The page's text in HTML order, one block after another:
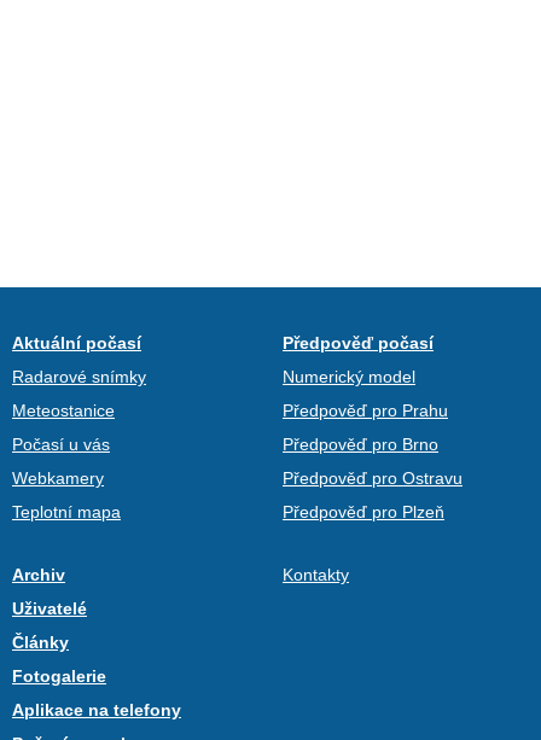
Aktuální počasí
Radarové snímky
Meteostanice
Počasí u vás
Webkamery
Teplotní mapa
Předpověď počasí
Numerický model
Předpověď pro Prahu
Předpověď pro Brno
Předpověď pro Ostravu
Předpověď pro Plzeň
Archiv
Uživatelé
Články
Fotogalerie
Aplikace na telefony
Kontakty